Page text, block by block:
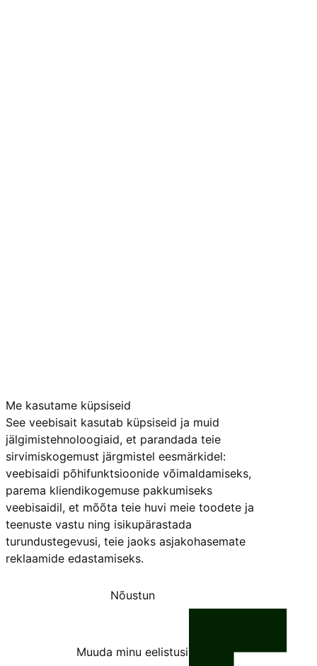
Me kasutame küpsiseid
See veebisait kasutab küpsiseid ja muid
jälgimistehnoloogiaid, et parandada teie
sirvimiskogemust järgmistel eesmärkidel:
veebisaidi põhifunktsioonide võimaldamiseks,
parema kliendikogemuse pakkumiseks
veebisaidil, et mõõta teie huvi meie toodete ja
teenuste vastu ning isikupärastada
turundustegevusi, teie jaoks asjakohasemate
reklaamide edastamiseks.
Nõustun
Muuda minu eelistusi